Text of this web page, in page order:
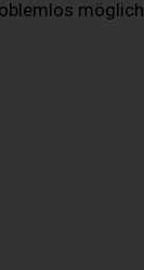
möglich.